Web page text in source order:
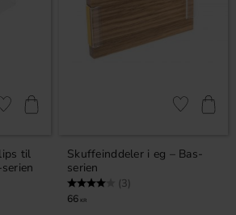
til
Gem som favorit
Skuffeinddeler i eg – Bas-
serien
Vurdering: (3)
66 KR
Gem som